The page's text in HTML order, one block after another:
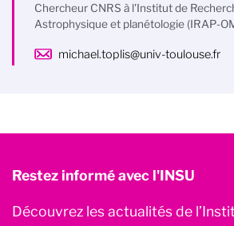
Chercheur CNRS à l'Institut de
Astrophysique et planétologie (IRAP-
michael.toplis@univ-toulouse.fr
Restez informé avec l'INSU
Découvrez les actualités de